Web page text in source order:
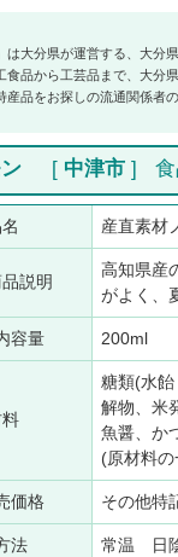
は大分県が運営する、大分
食品から工芸品まで、大分
産品をお探しの流通関係者
[ 中津市 ]
産直素材
説明
高知県産
がよく、
容量 200ml
糖類(水
解物、米
魚醤、か
(原材料
価格 その他特
法 常温 日